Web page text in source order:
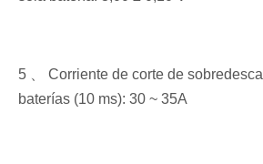
5 、 Corriente de corte de
baterías (10 ms): 30 ~ 35A